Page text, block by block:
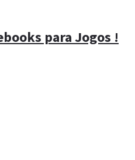
para Jogos !